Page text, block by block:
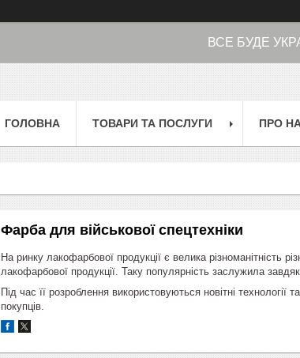
ВСЕ БУДЕ
ГОЛОВНА ТОВАРИ ТА ПОСЛУГИ ПРО
Фарба для військової спецтехніки
На ринку лакофарбової продукції є велика різноманітність
лакофарбової продукції. Таку популярність заслужила
Під час її розроблення використовуються новітні
покупців.